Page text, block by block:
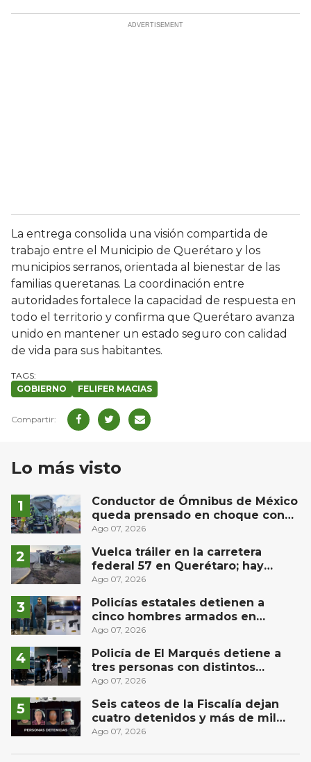
La entrega consolida una visión compartida de
trabajo entre el Municipio de Querétaro y los
municipios serranos, orientada al bienestar de las
familias queretanas. La coordinación entre
autoridades fortalece la capacidad de respuesta en
todo el territorio y confirma que Querétaro avanza
unido en mantener un estado seguro con calidad
de vida para sus habitantes.
GOBIERNO FELIFER MACIAS
Lo más visto
Conductor de Ómnibus de México
queda prensado en choque con
materialista en San Juan del Río
Ago 07, 2026
Vuelca tráiler en la carretera
federal 57 en Querétaro; hay
derrame de combustible
Ago 07, 2026
Policías estatales detienen a
cinco hombres armados en
Puebla capital
Ago 07, 2026
Policía de El Marqués detiene a
tres personas con distintos
narcóticos
Ago 07, 2026
Seis cateos de la Fiscalía dejan
cuatro detenidos y más de mil
dosis aseguradas en Querétaro
Ago 07, 2026